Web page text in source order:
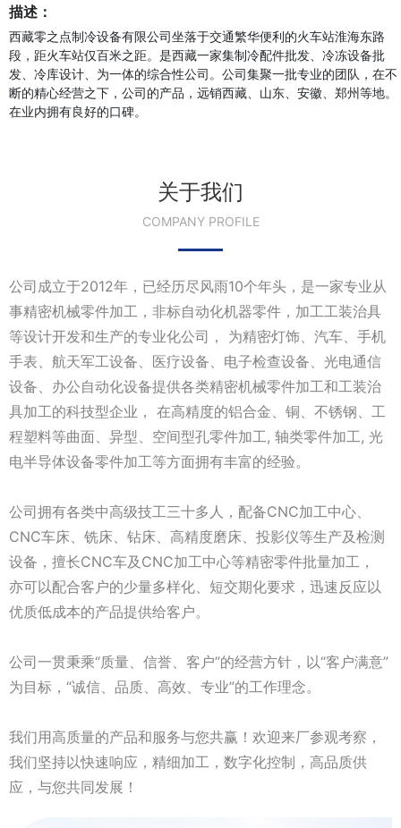
描述：
西藏零之点制冷设备有限公司坐落于交通繁华便利的火车站淮海东路
段，距火车站仅百米之距。是西藏一家集制冷配件批发、冷冻设备批
发、冷库设计、为一体的综合性公司。公司集聚一批专业的团队，在不
断的精心经营之下，公司的产品，远销西藏、山东、安徽、郑州等地。
在业内拥有良好的口碑。
关于我们
COMPANY PROFILE
公司成立于2012年，已经历尽风雨10个年头，是一家专业从
事精密机械零件加工，非标自动化机器零件，加工工装治具
等设计开发和生产的专业化公司， 为精密灯饰、汽车、手机
手表、航天军工设备、医疗设备、电子检查设备、光电通信
设备、办公自动化设备提供各类精密机械零件加工和工装治
具加工的科技型企业， 在高精度的铝合金、铜、不锈钢、工
程塑料等曲面、异型、空间型孔零件加工, 轴类零件加工, 光
电半导体设备零件加工等方面拥有丰富的经验。
公司拥有各类中高级技工三十多人，配备CNC加工中心、
CNC车床、铣床、钻床、高精度磨床、投影仪等生产及检测
设备，擅长CNC车及CNC加工中心等精密零件批量加工，
亦可以配合客户的少量多样化、短交期化要求，迅速反应以
优质低成本的产品提供给客户。
公司一贯秉乘“质量、信誉、客户”的经营方针，以“客户满意”
为目标，“诚信、品质、高效、专业”的工作理念。
我们用高质量的产品和服务与您共赢！欢迎来厂参观考察，
我们坚持以快速响应，精细加工，数字化控制，高品质供
应，与您共同发展！